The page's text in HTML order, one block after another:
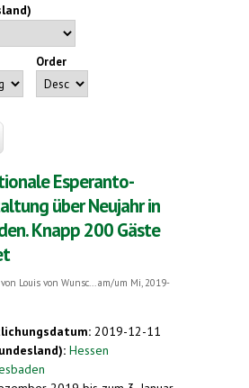
Order
Esperanto-
über Neujahr in
Knapp 200 Gäste
Louis von Wunsc...am/um Mi, 2019-
2019-12-11
Hessen